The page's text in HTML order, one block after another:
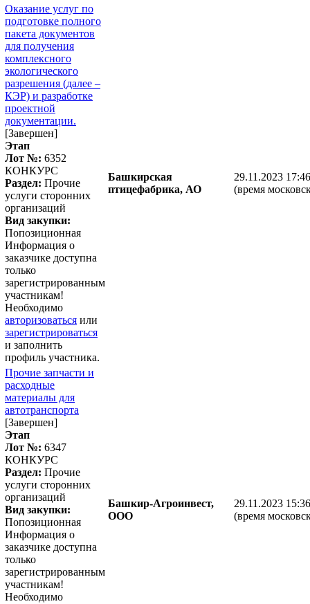
Оказание услуг по
подготовке полного
пакета документов
для получения
комплексного
экологического
разрешения (далее –
КЭР) и разработке
проектной
документации.
[Завершен]
Этап
Лот №: 6352
КОНКУРС
Раздел: Прочие
услуги сторонних
организаций
Вид закупки:
Попозиционная
Информация о
заказчике доступна
только
зарегистрированным
участникам!
Необходимо
авторизоваться или
зарегистрироваться
и заполнить
профиль участника.
Башкирская
птицефабрика, АО
29.11.2023
(время
Прочие запчасти и
расходные
материалы для
автотранспорта
[Завершен]
Этап
Лот №: 6347
КОНКУРС
Раздел: Прочие
услуги сторонних
организаций
Вид закупки:
Попозиционная
Информация о
заказчике доступна
только
зарегистрированным
участникам!
Необходимо
Башкир-Агроинвест,
ООО
29.11.2023
(время